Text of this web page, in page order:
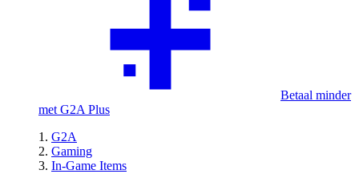
Betaal minder
met G2A Plus
G2A
Gaming
In-Game Items